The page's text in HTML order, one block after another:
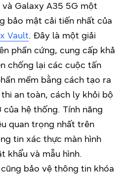
Galaxy A35 5G một
bảo mật cải tiến nhất của
Vault. Đây là một giải
phần cứng, cung cấp khả
chống lại các cuộc tấn
mềm bằng cách tạo ra
an toàn, cách ly khỏi bộ
hệ thống. Tính năng
quan trọng nhất trên
tin xác thực màn hình
khẩu và mẫu hình.
cũng bảo vệ thông tin khóa